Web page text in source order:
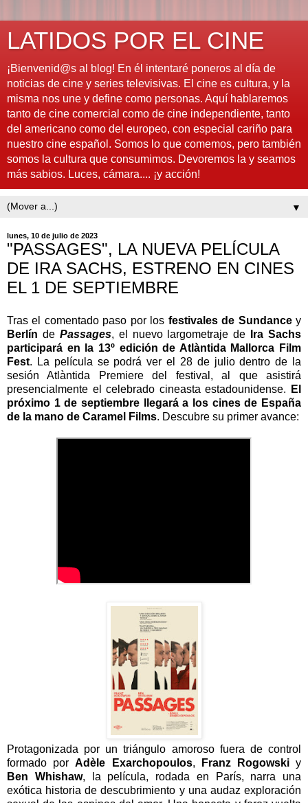
LATIDOS POR EL CINE
¡Bienvenid@s al blog! En él intentaré poneros al día de
noticias de cine y series televisivas. El cine es cultura, y la
misma nos une y define como personas. Aquí hablaremos
tanto de cine comercial como de cine independiente, tanto
del americano como del europeo, con especial cariño para
nuestro cine español. Somos lo que comemos, pero también
somos la cultura que consumimos. Devoremos la y seamos
más sabios. Luces, cámara.... ¡y acción!
▼
lunes, 10 de julio de 2023
"PASSAGES", LA NUEVA PELÍCULA
DE IRA SACHS, ESTRENO EN CINES
EL 1 DE SEPTIEMBRE
Tras el comentado paso por los festivales de Sundancey
Berlín de Passages, el nuevo largometraje de
Ira Sachs
participará en la 13º edición de Atlàntida Mallorca Film
Fest. La película se podrá ver el 28 de julio dentro de la
sesión Atlàntida Premiere del festival, al que asistirá
presencialmente el celebrado cineasta estadounidense.
El
próximo 1 de septiembre llegará a los cines de España
de la mano de Caramel Films. Descubre su primer avance:
Protagonizada por un triángulo amoroso fuera de control
formado porAdèle Exarchopoulos, Franz Rogowskiy
Ben Whishaw, la película, rodada en París, narra una
exótica historia de descubrimiento y una audaz exploración